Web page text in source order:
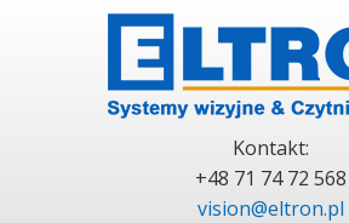
Kontakt:
+48 71 74 72 568
vision@eltron.pl